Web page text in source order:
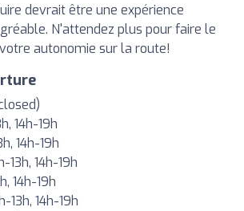
devrait être une expérience
N'attendez plus pour faire le
autonomie sur la route!
14h-19h
14h-19h
13h, 14h-19h
14h-19h
13h, 14h-19h